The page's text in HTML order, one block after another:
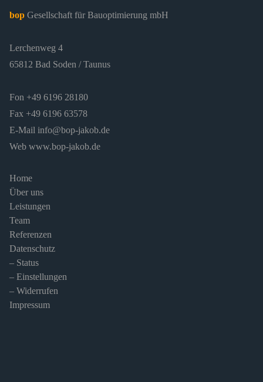
bop Gesellschaft für Bauoptimierung mbH
Lerchenweg 4
65812 Bad Soden / Taunus
Fon +49 6196 28180
Fax +49 6196 63578
E-Mail info@bop-jakob.de
Web www.bop-jakob.de
Home
Über uns
Leistungen
Team
Referenzen
Datenschutz
– Status
– Einstellungen
– Widerrufen
Impressum